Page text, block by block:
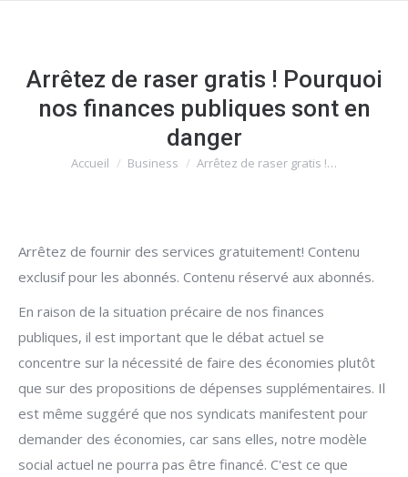
Arrêtez de raser gratis ! Pourquoi
nos finances publiques sont en
danger
Vous êtes ici :
Accueil Business Arrêtez de raser gratis !…
Arrêtez de fournir des services gratuitement! Contenu
exclusif pour les abonnés. Contenu réservé aux abonnés.
En raison de la situation précaire de nos finances
publiques, il est important que le débat actuel se
concentre sur la nécessité de faire des économies plutôt
que sur des propositions de dépenses supplémentaires. Il
est même suggéré que nos syndicats manifestent pour
demander des économies, car sans elles, notre modèle
social actuel ne pourra pas être financé. C'est ce que